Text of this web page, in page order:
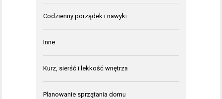
Codzienny porządek i nawyki
Inne
Kurz, sierść i lekkość wnętrza
Planowanie sprzątania domu